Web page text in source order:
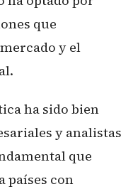
que
y el
ha sido bien
y analistas
que
países con